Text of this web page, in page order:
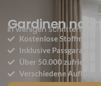
Gardinen
In wenigen Schritten
Kostenlose Stoffmuster
Inklusive Passgarantie
Über 50.000
Verschiedene